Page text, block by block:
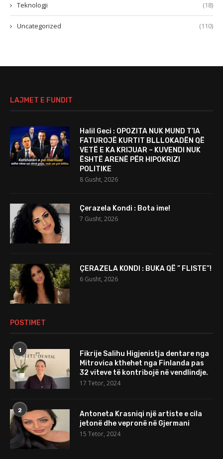
Teknologji (18)
Uncategorized (110)
LAJMET E FUNDIT
Halil Geci : OPOZITA NUK MUND T’IA
FATUROJË KURTIT BLLLOKADËN QË
VETË E KA KRIJUAR – KUVENDI NUK
ËSHTË ARENË PËR HIPOKRIZI
POLITIKE
8 Gusht, 2026
Çerazela Kondi : Bota ime!
7 Gusht, 2026
ÇERAZELA KONDI : BUKA QË ” FLISTE”!
6 Gusht, 2026
POSTIMET
1
Fikrije Salihu Higjenistja dentare nga
Mitrovica kthehet nga Finlanda pas
32 viteve të kontribojë në vendlindje.
17 Tetor, 2024
2
Antoneta Krasniqi një artiste e cila
jetonë dhe vepronë në Gjermani
15 Tetor, 2024